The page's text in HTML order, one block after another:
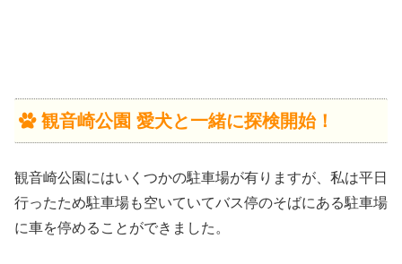
観音崎公園 愛犬と一緒に探検開始！
観音崎公園にはいくつかの駐車場が有りますが、私は平日
行ったため駐車場も空いていてバス停のそばにある駐車場
に車を停めることができました。